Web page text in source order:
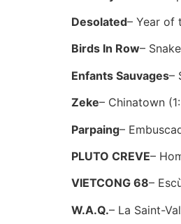
Desolated– Year of
Birds In Row–
Enfants Sauvages–
Zeke– Chinatown
Parpaing–
PLUTO CREVE–
VIETCONG 68–
W.A.Q.– La Saint-